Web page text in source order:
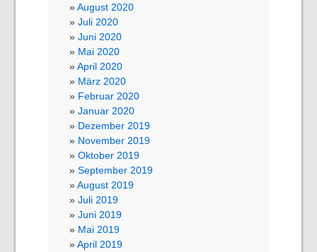
August 2020
Juli 2020
Juni 2020
Mai 2020
April 2020
März 2020
Februar 2020
Januar 2020
Dezember 2019
November 2019
Oktober 2019
September 2019
August 2019
Juli 2019
Juni 2019
Mai 2019
April 2019